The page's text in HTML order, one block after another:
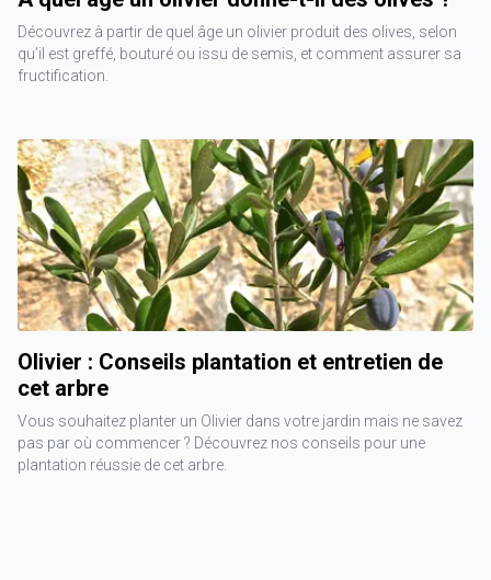
Découvrez à partir de quel âge un olivier produit des olives, selon
qu’il est greffé, bouturé ou issu de semis, et comment assurer sa
fructification.
Olivier : Conseils plantation et entretien de
cet arbre
Vous souhaitez planter un Olivier dans votre jardin mais ne savez
pas par où commencer ? Découvrez nos conseils pour une
plantation réussie de cet arbre.